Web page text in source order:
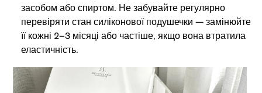
засобом або спиртом. Не забувайте регулярно
перевіряти стан силіконової подушечки — замінюйте
її кожні 2–3 місяці або частіше, якщо вона втратила
еластичність.